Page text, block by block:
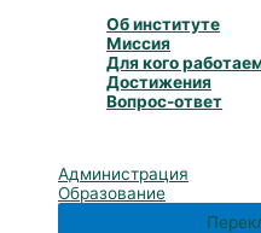
Об институте
Миссия
Для кого
Достижения
Вопрос-ответ
Администрация
Образование